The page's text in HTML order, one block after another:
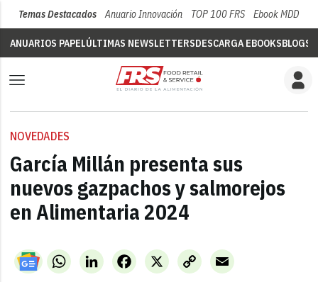
Temas Destacados Anuario Innovación TOP 100 FRS Ebook MDD
ANUARIOS PAPELÚLTIMAS NEWSLETTERSDESCARGA EBOOKSBLOGS
NOVEDADES
García Millán presenta sus
nuevos gazpachos y salmorejos
en Alimentaria 2024
WhatsAppLinkedIn X
Facebook
Copy
Link
Email